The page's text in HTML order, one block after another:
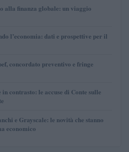
alla finanza globale: un viaggio
l’economia: dati e prospettive per il
concordato preventivo e fringe
contrasto: le accuse di Conte sulle
e Grayscale: le novità che stanno
economico